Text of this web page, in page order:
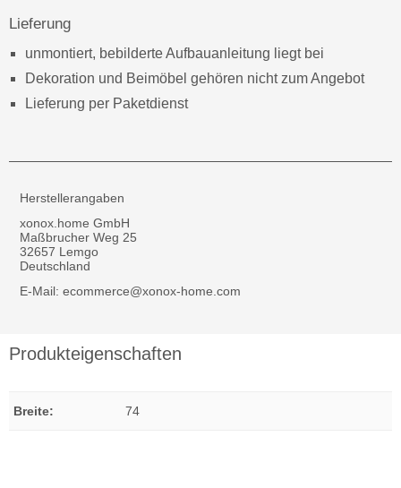
Lieferung
unmontiert, bebilderte Aufbauanleitung liegt bei
Dekoration und Beimöbel gehören nicht zum Angebot
Lieferung per Paketdienst
Herstellerangaben
xonox.home GmbH
Maßbrucher Weg 25
32657 Lemgo
Deutschland
E-Mail: ecommerce@xonox-home.com
Produkteigenschaften
Breite: 74